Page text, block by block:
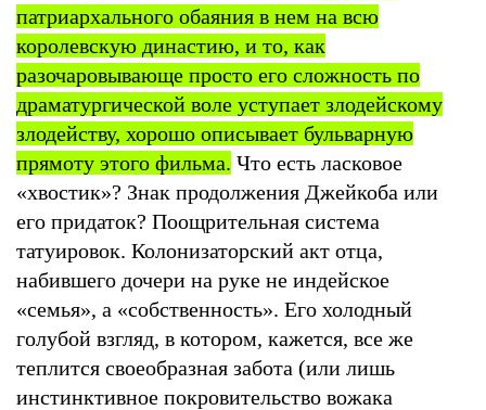
патриархального обаяния в нем на всю
королевскую династию, и то, как
разочаровывающе просто его сложность по
драматургической воле уступает злодейскому
злодейству, хорошо описывает бульварную
прямоту этого фильма. Что есть ласковое
«хвостик»? Знак продолжения Джейкоба или
его придаток? Поощрительная система
татуировок. Колонизаторский акт отца,
набившего дочери на руке не индейское
«семья», а «собственность». Его холодный
голубой взгляд, в котором, кажется, все же
теплится своеобразная забота (или лишь
инстинктивное покровительство вожака